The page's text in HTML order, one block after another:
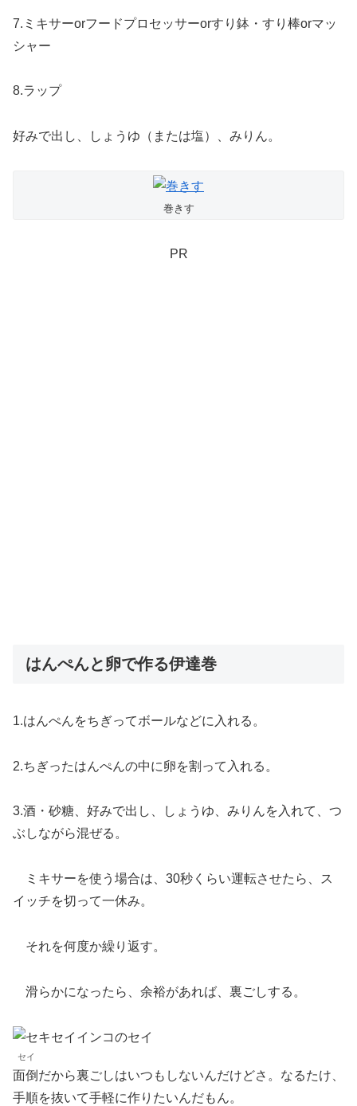
7.ミキサーorフードプロセッサーorすり鉢・すり棒orマッ
シャー
8.ラップ
好みで出し、しょうゆ（または塩）、みりん。
巻きす
PR
はんぺんと卵で作る伊達巻
1.はんぺんをちぎってボールなどに入れる。
2.ちぎったはんぺんの中に卵を割って入れる。
3.酒・砂糖、好みで出し、しょうゆ、みりんを入れて、つ
ぶしながら混ぜる。
ミキサーを使う場合は、30秒くらい運転させたら、ス
イッチを切って一休み。
それを何度か繰り返す。
滑らかになったら、余裕があれば、裏ごしする。
セイ
面倒だから裏ごしはいつもしないんだけどさ。なるたけ、
手順を抜いて手軽に作りたいんだもん。